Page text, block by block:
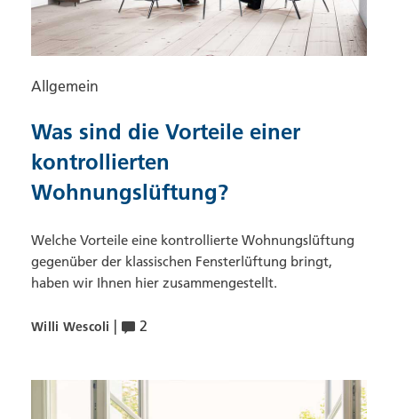
Allgemein
Was sind die Vorteile einer
kontrollierten
Wohnungslüftung?
Welche Vorteile eine kontrollierte Wohnungslüftung
gegenüber der klassischen Fensterlüftung bringt,
haben wir Ihnen hier zusammengestellt.
Willi Wescoli | 2